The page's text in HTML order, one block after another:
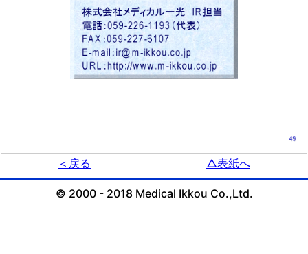
＜戻る △表紙へ
© 2000 - 2018 Medical Ikkou Co.,Ltd.